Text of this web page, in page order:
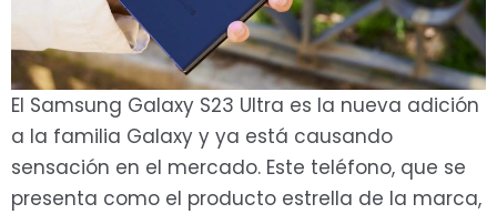
El Samsung Galaxy S23 Ultra es la nueva adición
a la familia Galaxy y ya está causando
sensación en el mercado. Este teléfono, que se
presenta como el producto estrella de la marca,